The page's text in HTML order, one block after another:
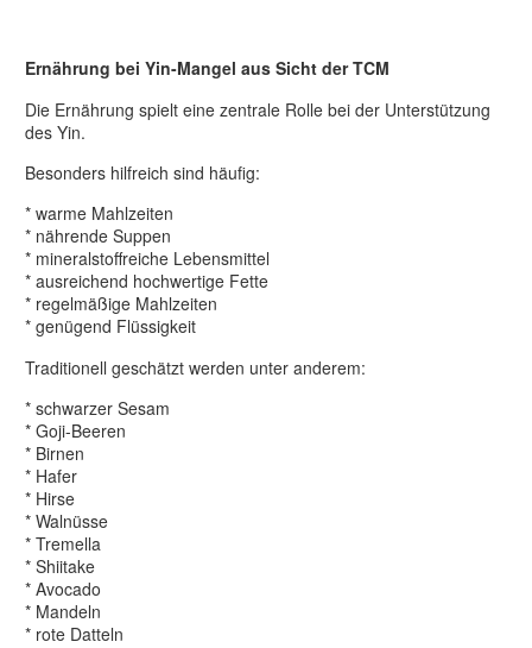
Ernährung bei Yin-Mangel aus Sicht der TCM
Die Ernährung spielt eine zentrale Rolle bei der Unterstützung
des Yin.
Besonders hilfreich sind häufig:
* warme Mahlzeiten
* nährende Suppen
* mineralstoffreiche Lebensmittel
* ausreichend hochwertige Fette
* regelmäßige Mahlzeiten
* genügend Flüssigkeit
Traditionell geschätzt werden unter anderem:
* schwarzer Sesam
* Goji-Beeren
* Birnen
* Hafer
* Hirse
* Walnüsse
* Tremella
* Shiitake
* Avocado
* Mandeln
* rote Datteln